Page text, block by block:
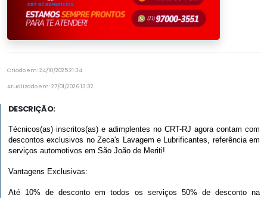
Criado em: 24/10/2025 21:34
Atualizado em: 27/01/2026 13:32
DESCRIÇÃO:
Técnicos(as) inscritos(as) e adimplentes no CRT-RJ agora contam com
descontos exclusivos no Zeca's Lavagem e Lubrificantes, referência em
serviços automotivos em São João de Meriti!
Vantagens Exclusivas:
Até 10% de desconto em todos os serviços 50% de desconto na